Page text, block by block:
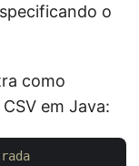
o
como
em Java: